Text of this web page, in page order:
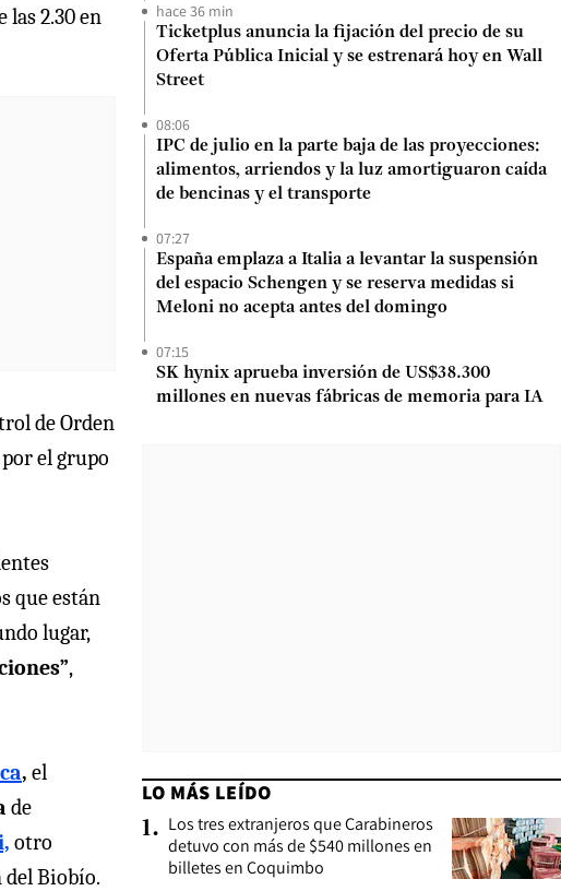
las 2.30 en
de Orden
el grupo
que están
lugar,
,
, el
de
otro
del Biobío.
hace 36 min
Ticketplus anuncia la fijación del precio de su
Oferta Pública Inicial y se estrenará hoy en Wall
Street
08:06
IPC de julio en la parte baja de las proyecciones:
alimentos, arriendos y la luz amortiguaron caída
de bencinas y el transporte
07:27
España emplaza a Italia a levantar la suspensión
del espacio Schengen y se reserva medidas si
Meloni no acepta antes del domingo
07:15
SK hynix aprueba inversión de US$38.300
millones en nuevas fábricas de memoria para IA
LO MÁS LEÍDO
1. Los tres extranjeros que Carabineros
detuvo con más de $540 millones en
billetes en Coquimbo